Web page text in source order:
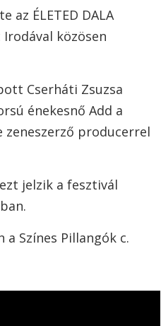
az ÉLETED DALA
közösen
Cserháti Zsuzsa
énekesnő Add a
zeneszerző producerrel
jelzik a fesztivál
Színes Pillangók c.